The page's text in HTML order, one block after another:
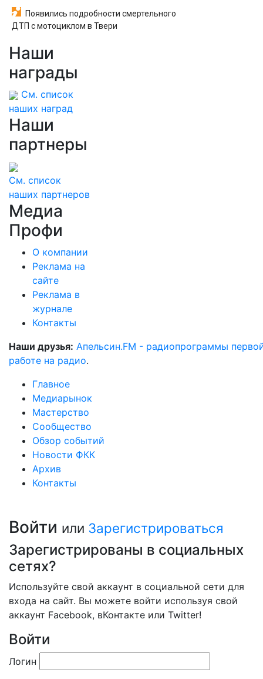
Появились подробности смертельного
ДТП с мотоциклом в Твери
Наши
награды
См. список
наших наград
Наши
партнеры
См. список
наших партнеров
Медиа
Профи
О компании
Реклама на
сайте
Реклама в
журнале
Контакты
Наши друзья: Апельсин.FM - радиопрограммы
работе на радио.
Главное
Медиарынок
Мастерство
Сообщество
Обзор событий
Новости ФКК
Архив
Контакты
Войти или Зарегистрироваться
Зарегистрированы в социальных
сетях?
Используйте свой аккаунт в социальной сети для
входа на сайт. Вы можете войти используя свой
аккаунт Facebook, вКонтакте или Twitter!
Войти
Логин